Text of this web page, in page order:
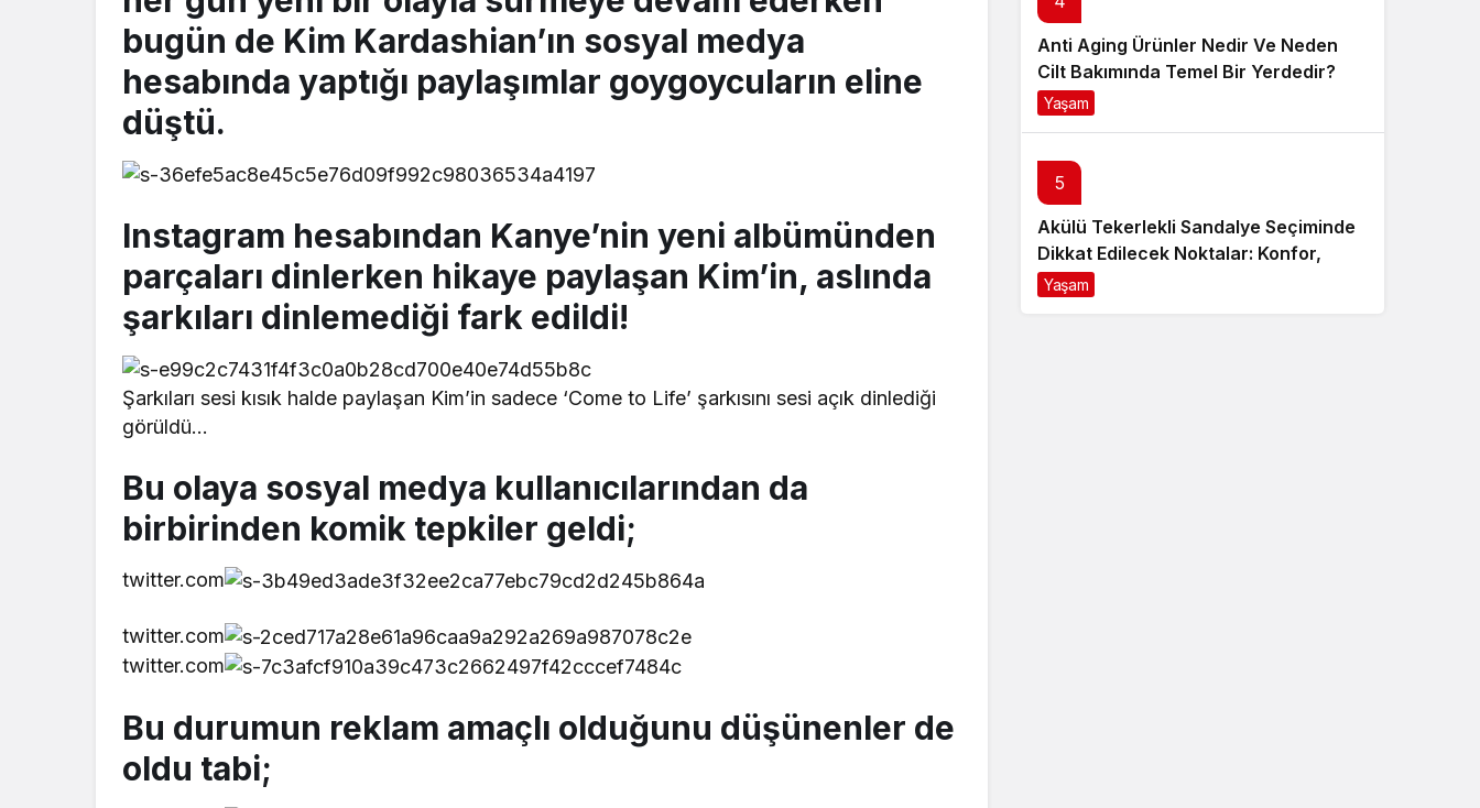
bugün de Kim Kardashian’ın sosyal medya
hesabında yaptığı paylaşımlar goygoycuların eline
düştü.
Instagram hesabından Kanye’nin yeni albümünden
parçaları dinlerken hikaye paylaşan Kim’in, aslında
şarkıları dinlemediği fark edildi!
Şarkıları sesi kısık halde paylaşan Kim’in sadece ‘Come to Life’ şarkısını sesi açık dinlediği
görüldü…
Bu olaya sosyal medya kullanıcılarından da
birbirinden komik tepkiler geldi;
twitter.com
twitter.com
twitter.com
Bu durumun reklam amaçlı olduğunu düşünenler de
oldu tabi;
Anti Aging Ürünler Nedir Ve Neden
Cilt Bakımında Temel Bir Yerdedir?
Yaşam
5
Akülü Tekerlekli Sandalye Seçiminde
Dikkat Edilecek Noktalar: Konfor,
Güvenlik ve Doğru Model Tercihi
Yaşam